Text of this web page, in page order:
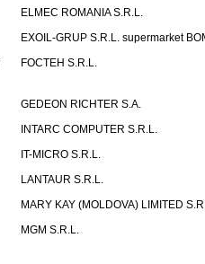
ELMEC ROMANIA S.R.L.
EXOIL-GRUP S.R.L. supermarket
FOCTEH S.R.L.
GEDEON RICHTER S.A.
INTARC COMPUTER S.R.L.
IT-MICRO S.R.L.
LANTAUR S.R.L.
MARY KAY (MOLDOVA) LIMITED
MGM S.R.L.